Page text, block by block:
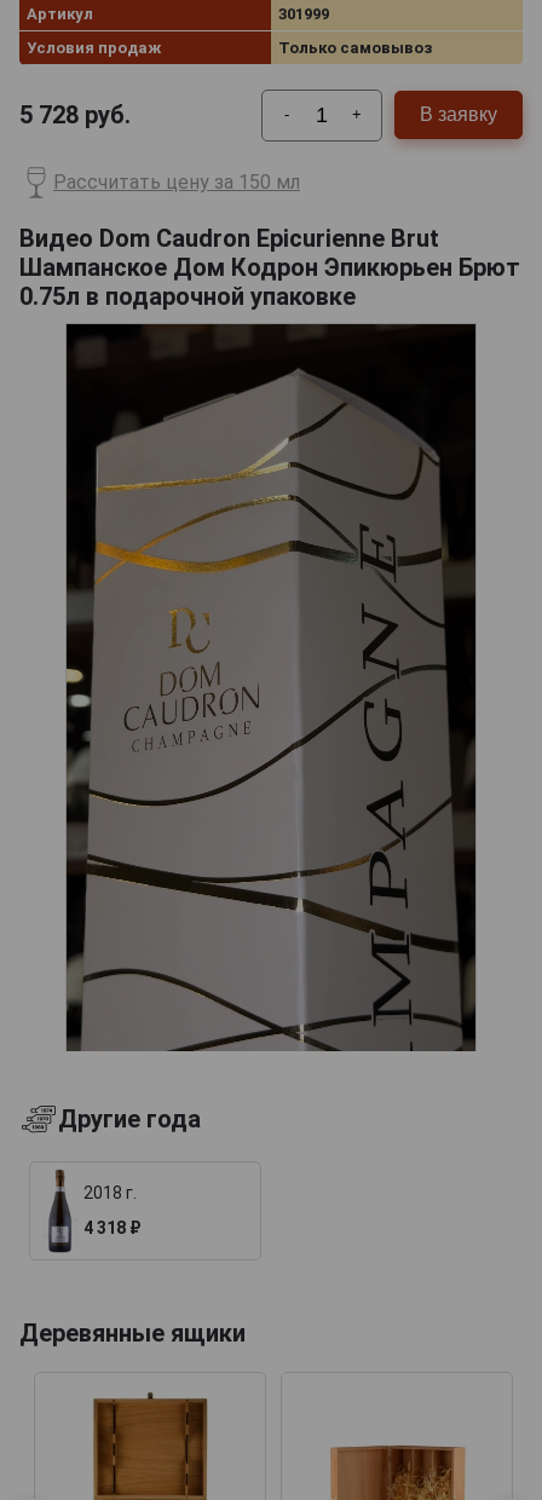
Артикул
301999
Условия продаж
Только самовывоз
5 728 руб. - + В заявку
Рассчитать цену за 150 мл
Видео Dom Caudron Epicurienne Brut
Шампанское Дом Кодрон Эпикюрьен Брют
0.75л в подарочной упаковке
Другие года
2018 г.
4 318 ₽
Деревянные ящики